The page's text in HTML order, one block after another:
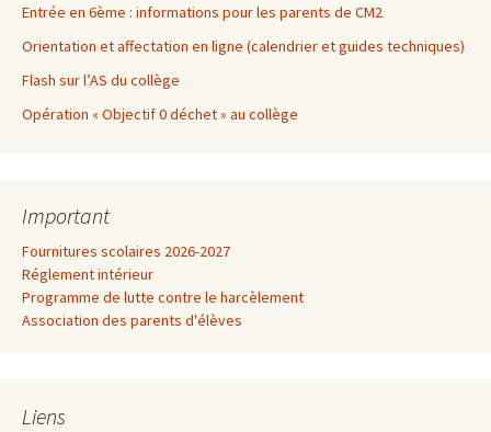
Entrée en 6ème : informations pour les parents de CM2
Orientation et affectation en ligne (calendrier et guides techniques)
Flash sur l’AS du collège
Opération « Objectif 0 déchet » au collège
Important
Fournitures scolaires 2026-2027
Réglement intérieur
Programme de lutte contre le harcèlement
Association des parents d'élèves
Liens